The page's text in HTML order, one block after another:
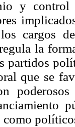
y control
cargos
la
partidos
que se
como